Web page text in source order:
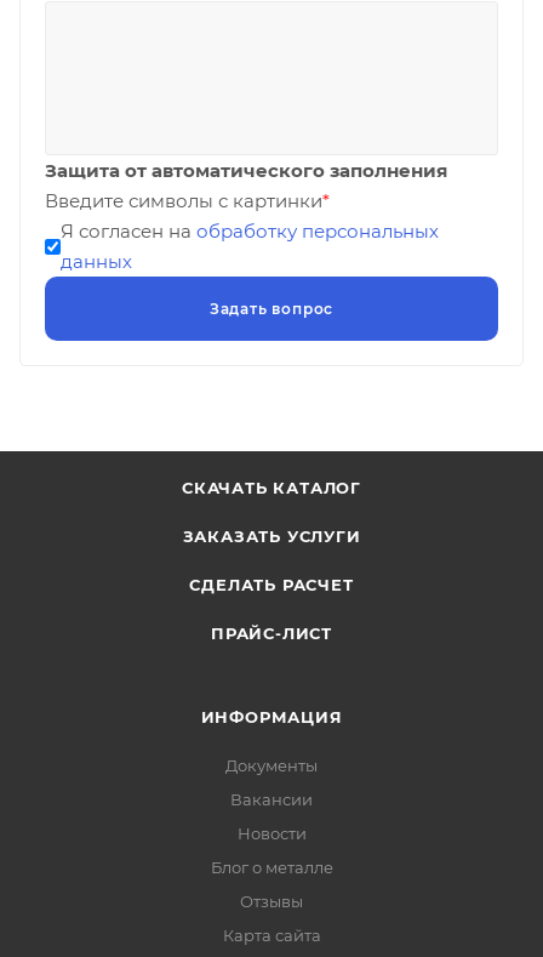
Защита от автоматического заполнения
Введите символы с картинки*
Я согласен на обработку персональных
данных
СКАЧАТЬ КАТАЛОГ
ЗАКАЗАТЬ УСЛУГИ
СДЕЛАТЬ РАСЧЕТ
ПРАЙС-ЛИСТ
ИНФОРМАЦИЯ
Документы
Вакансии
Новости
Блог о металле
Отзывы
Карта сайта